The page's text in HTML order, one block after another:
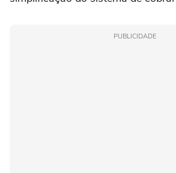
PUBLICIDADE